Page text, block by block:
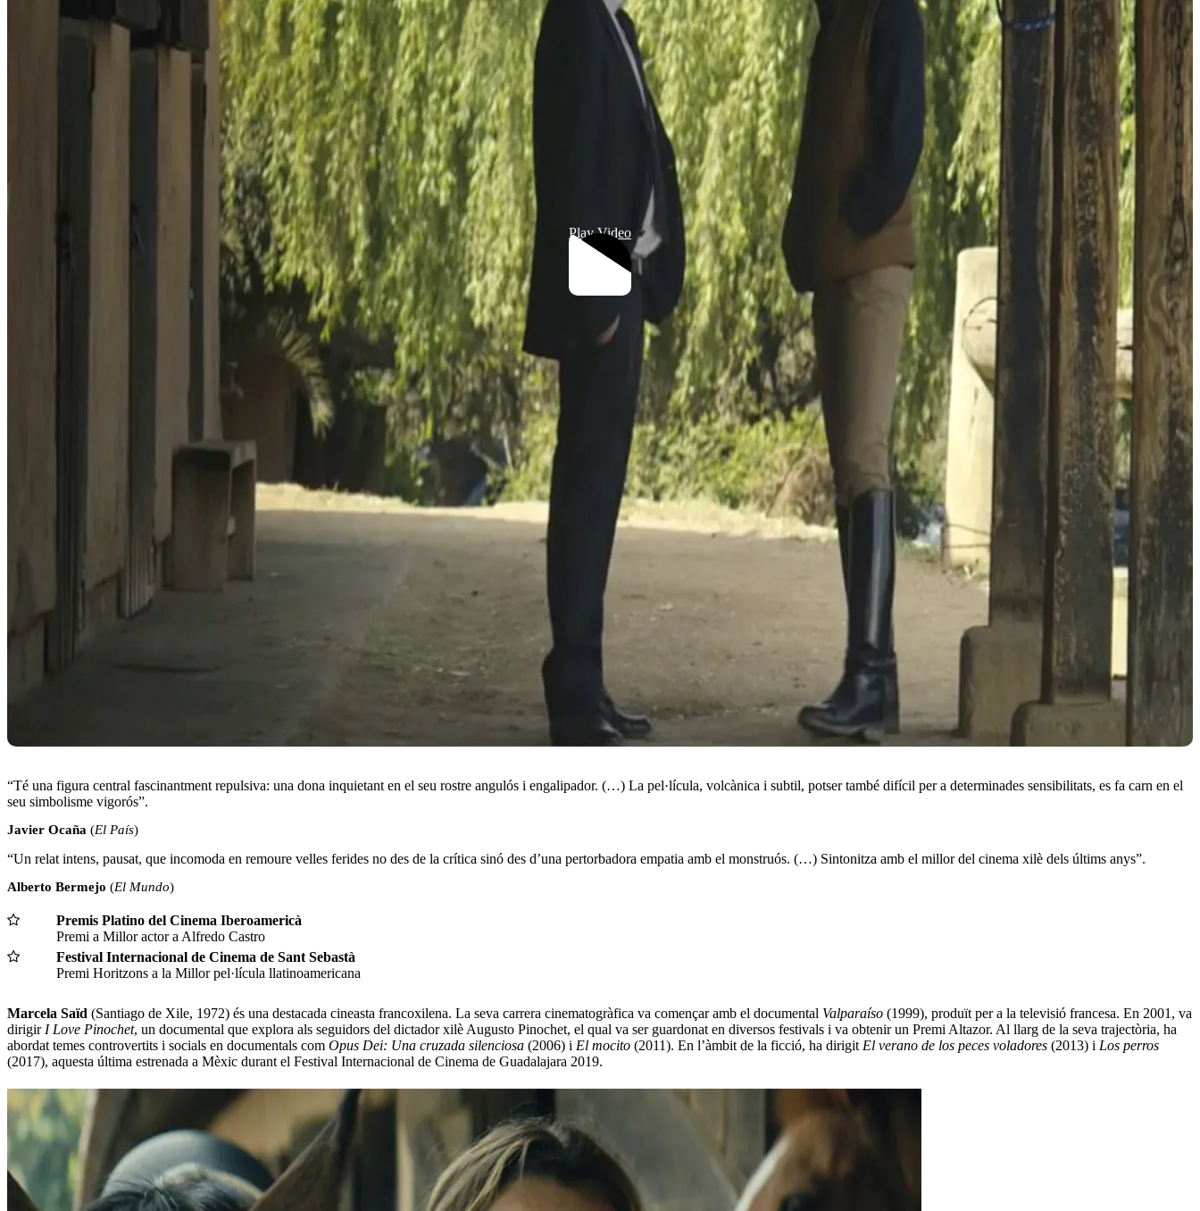
Play Video
“Té una figura central fascinantment repulsiva: una dona inquietant en el seu rostre angulós i engalipador. (…) La pel·lícula, volcànica i subtil, potser també difícil per a determinades sensibilitats, es fa carn en el
seu simbolisme vigorós”.
Javier Ocaña (El País)
“Un relat intens, pausat, que incomoda en remoure velles ferides no des de la crítica sinó des d’una pertorbadora empatia amb el monstruós. (…) Sintonitza amb el millor del cinema xilè dels últims anys”.
Alberto Bermejo (El Mundo)
Premis Platino del Cinema Iberoamericà
Premi a Millor actor a Alfredo Castro
Festival Internacional de Cinema de Sant Sebastà
Premi Horitzons a la Millor pel·lícula llatinoamericana
Marcela Saïd (Santiago de Xile, 1972) és una destacada cineasta francoxilena. La seva carrera cinematogràfica va començar amb el documental Valparaíso (1999), produït per a la televisió francesa. En 2001, va
dirigir I Love Pinochet, un documental que explora als seguidors del dictador xilè Augusto Pinochet, el qual va ser guardonat en diversos festivals i va obtenir un Premi Altazor. Al llarg de la seva trajectòria, ha
abordat temes controvertits i socials en documentals com Opus Dei: Una cruzada silenciosa (2006) i El mocito (2011). En l’àmbit de la ficció, ha dirigit El verano de los peces voladores (2013) i Los perros
(2017), aquesta última estrenada a Mèxic durant el Festival Internacional de Cinema de Guadalajara 2019.